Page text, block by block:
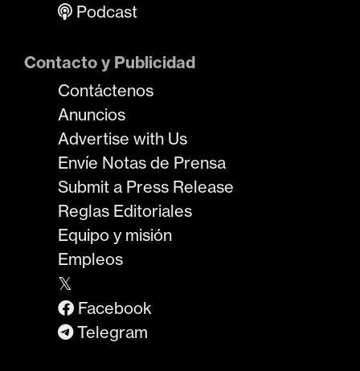
Podcast
Contacto y Publicidad
Contáctenos
Anuncios
Advertise with Us
Envíe Notas de Prensa
Submit a Press Release
Reglas Editoriales
Equipo y misión
Empleos
𝕏
Facebook
Telegram